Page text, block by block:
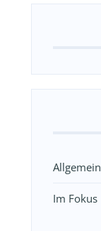
Allgemein
Im Fokus